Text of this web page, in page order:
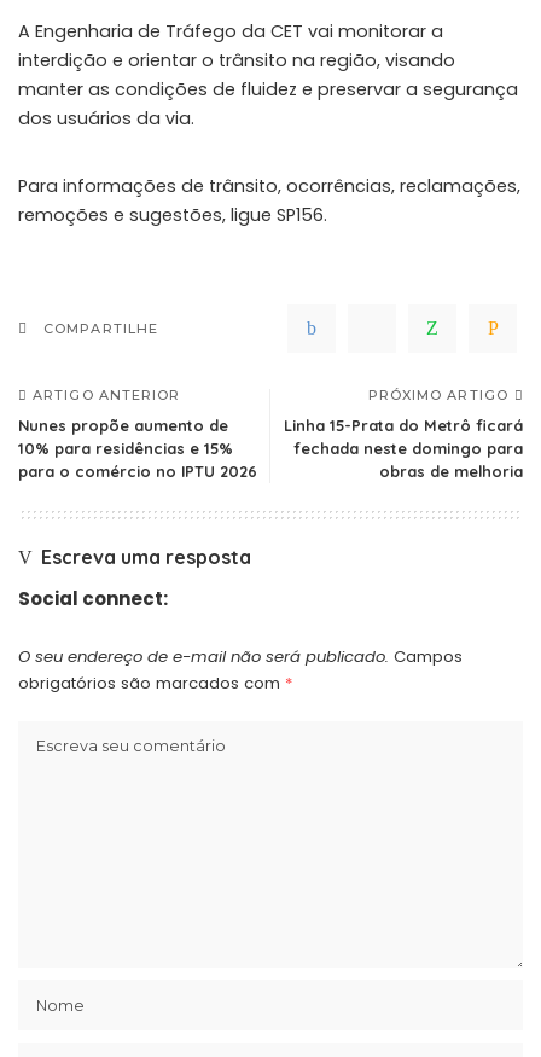
A Engenharia de Tráfego da CET vai monitorar a
interdição e orientar o trânsito na região, visando
manter as condições de fluidez e preservar a segurança
dos usuários da via.
Para informações de trânsito, ocorrências, reclamações,
remoções e sugestões, ligue SP156.
COMPARTILHE
ARTIGO ANTERIOR
Nunes propõe aumento de
10% para residências e 15%
para o comércio no IPTU 2026
PRÓXIMO ARTIGO
Linha 15-Prata do Metrô ficará
fechada neste domingo para
obras de melhoria
Escreva uma resposta
Social connect:
O seu endereço de e-mail não será publicado. Campos
obrigatórios são marcados com *